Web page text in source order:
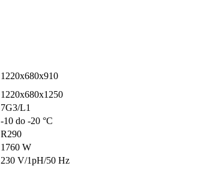
1220x680x910
1220x680x1250
7G3/L1
-10 do -20 °C
R290
1760 W
230 V/1pH/50 Hz